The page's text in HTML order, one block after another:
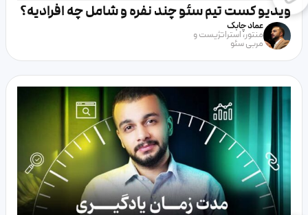
ویدیو کست تیم سئو چند نفره و شامل چه افرادیه؟
عماد چابک
منتور، استراتژیست و
مربی سئو